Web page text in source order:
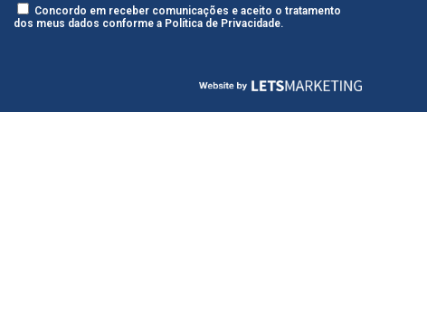
Concordo em receber comunicações e aceito o tratamento
dos meus dados conforme a Política de Privacidade.